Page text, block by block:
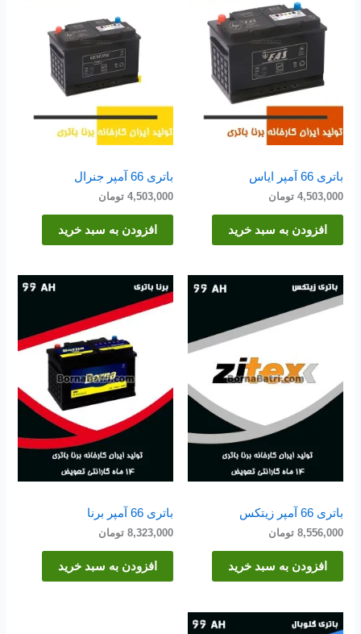
باتری 66 آمپر ایاس
4,503,000 تومان
افزودن به سبد خرید
باتری 66 آمپر جنرال
4,503,000 تومان
افزودن به سبد خرید
باتری 66 آمپر زیتکس
8,556,000 تومان
افزودن به سبد خرید
باتری 66 آمپر برنا
8,323,000 تومان
افزودن به سبد خرید